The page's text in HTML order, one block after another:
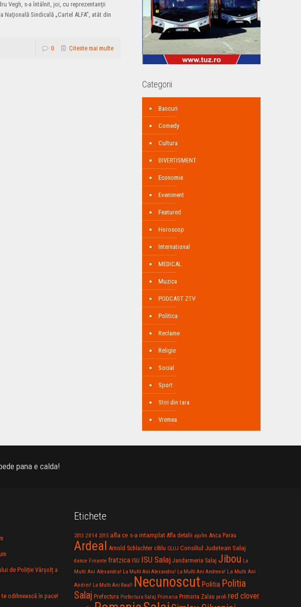
Vegh, s-a întâlnit, joi, cu reprezentanţii
Sindicală „Cartel ALFA”, atât din
0 Citeste mai multe
Categorii
Bancuri
Comedy
Cultura
DIVERTISMENT
Economie
Eveniment
Featured
Horoscop
International
MEDICAL
Muzica
PODCAST ZTV
Politica
Reclame
Religie
Social
Sport
Stiri din tara
Vremea
pana e calda!
de Poliție Vârșolț a
odihneascã în pace!
Etichete
2013 2014 2015 afla ce s-a intamplat Afla detalii ajofm Anca Parau
Ardeal Arnold Schlachter c8ilu CLUJ Consiliul Judetean Salaj
dance Finante fratzica ISU ISU Salaj Jandarmeria Salaj Jibou La
Multi Ani Alexandra! La Multi Ani Alexandru! La Multi Ani Andreea! La Multi Ani
Andrei! La Multi Ani Raul! Necunoscut Politia Politia
Salaj Prefectura Prefectura Salaj Primaria Primaria Zalau profi red clover